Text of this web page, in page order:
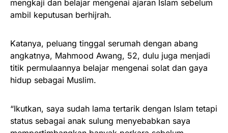
mengkaji dan belajar mengenai ajaran Islam sebelum
ambil keputusan berhijrah.
Katanya, peluang tinggal serumah dengan abang
angkatnya, Mahmood Awang, 52, dulu juga menjadi
titik permulaannya belajar mengenai solat dan gaya
hidup sebagai Muslim.
“Ikutkan, saya sudah lama tertarik dengan Islam tetapi
status sebagai anak sulung menyebabkan saya